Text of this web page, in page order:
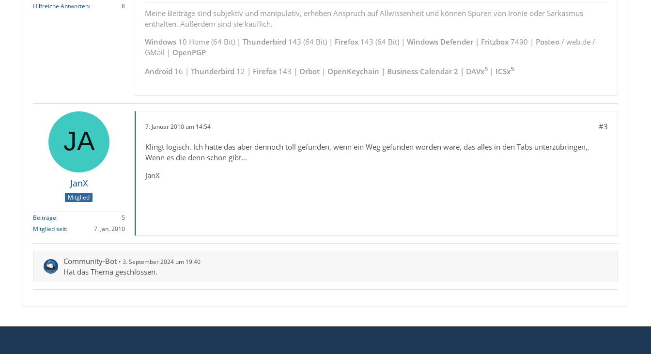
Hilfreiche Antworten
8
Meine Beiträge sind subjektiv und manipulativ, erheben Anspruch auf Allwissenheit und können Spuren von Ironie oder Sarkasmus
enthalten. Außerdem sind sie käuflich.
Windows10 Home (64 Bit) | Thunderbird 143 (64 Bit) | Firefox143 (64 Bit) | Windows Defender| Fritzbox7490 | Posteo/ web.de /
GMail | OpenPGP
Android 16 | Thunderbird 12 | Firefox143 | Orbot| OpenKeychain | Business Calendar 2 | DAVx5| ICSx5
JanX
Mitglied
Beiträge
5
Mitglied seit
7. Jan. 2010
7. Januar 2010 um 14:54 #3
Klingt logisch. Ich hätte das aber dennoch toll gefunden, wenn ein Weg gefunden worden wäre, das alles in den Tabs unterzubringen,.
Wenn es die denn schon gibt...
JanX
Community-Bot 3. September 2024 um 19:40
Hat das Thema geschlossen.